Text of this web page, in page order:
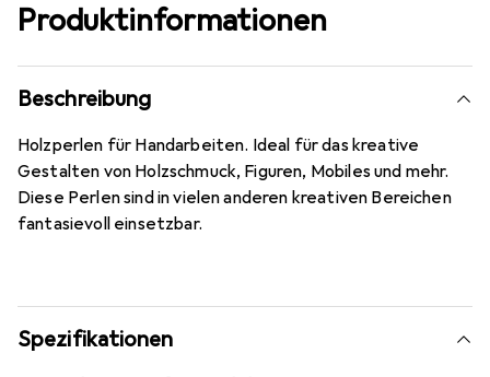
Produktinformationen
Beschreibung
Holzperlen für Handarbeiten. Ideal für das kreative
Gestalten von Holzschmuck, Figuren, Mobiles und mehr.
Diese Perlen sind in vielen anderen kreativen Bereichen
fantasievoll einsetzbar.
Spezifikationen